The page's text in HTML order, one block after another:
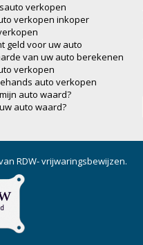
verkopen
verkopen inkoper
geld voor uw auto
van uw auto berekenen
verkopen
auto verkopen
auto waard?
auto waard?
RDW- vrijwaringsbewijzen.